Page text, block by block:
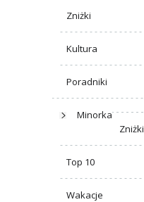
Zniżki
Kultura
Poradniki
Minorka
Zniżki
Top 10
Wakacje